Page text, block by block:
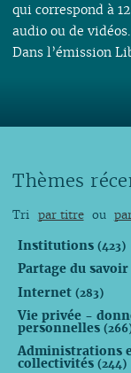
qui correspond à
audio ou de vidéos.
Dans l’émission
Thèmes
Tri par titre ou
Institutions (423)
Partage du savoir
Internet (283)
Vie privée -
personnelles
Administrations
collectivités (244)